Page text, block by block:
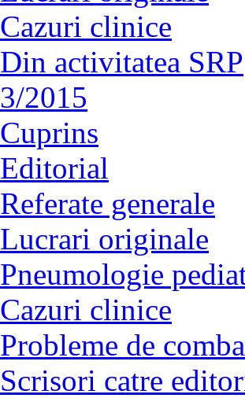
Cazuri clinice
Din activitatea SRP
3/2015
Cuprins
Editorial
Referate generale
Lucrari originale
Pneumologie
Cazuri clinice
Probleme de
Scrisori catre